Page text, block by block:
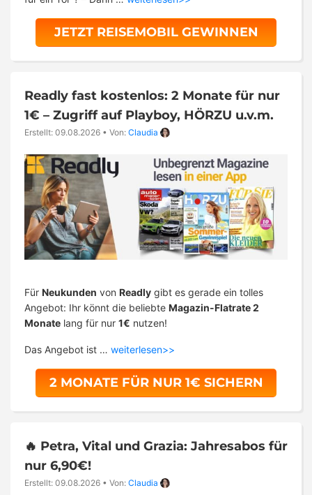
JETZT REISEMOBIL GEWINNEN
Readly fast kostenlos: 2 Monate für nur
1€ – Zugriff auf Playboy, HÖRZU u.v.m.
Erstellt: 09.08.2026 • Von: Claudia
Für Neukunden von Readly gibt es gerade ein tolles
Angebot: Ihr könnt die beliebte Magazin-Flatrate 2
Monate lang für nur 1€ nutzen!
Das Angebot ist … weiterlesen>>
2 MONATE FÜR NUR 1€ SICHERN
🔥 Petra, Vital und Grazia: Jahresabos für
nur 6,90€!
Erstellt: 09.08.2026 • Von: Claudia